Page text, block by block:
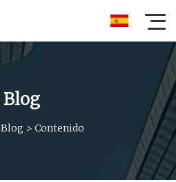
Blog
Blog > Contenido